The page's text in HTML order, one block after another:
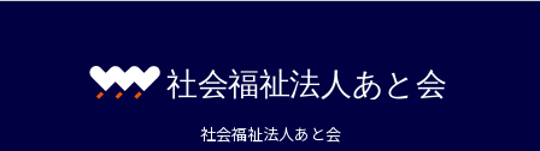
社会福祉法人あと会